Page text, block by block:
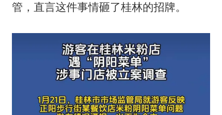
管，直言这件事情砸了桂林的招牌。